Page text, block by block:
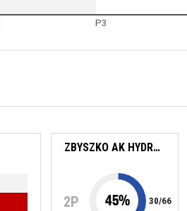
P3
ZBYSZKO AK HYDROTRUCK RADOM
2P 45% 30/66